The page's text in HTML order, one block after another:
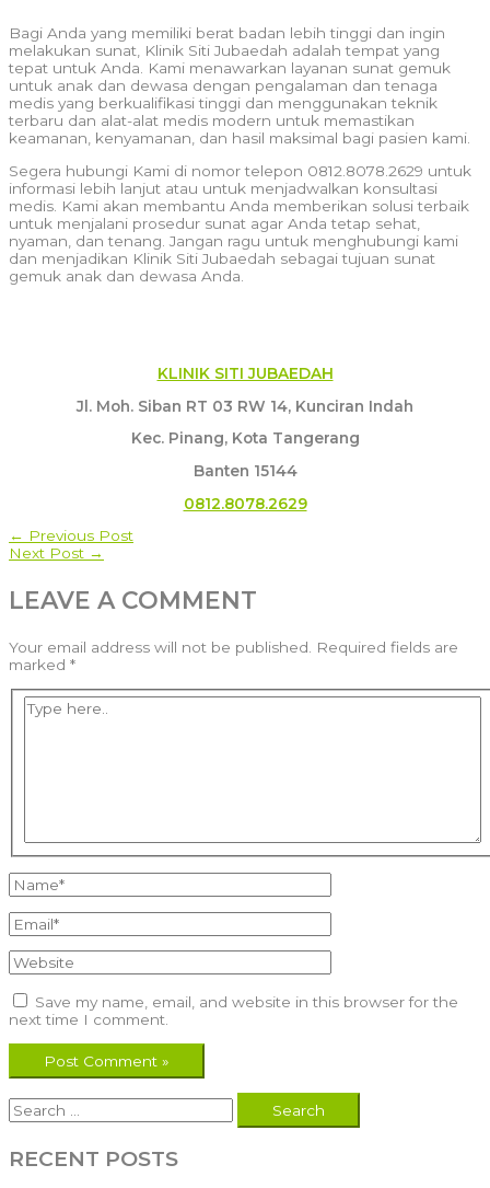
Bagi Anda yang memiliki berat badan lebih tinggi dan ingin
melakukan sunat, Klinik Siti Jubaedah adalah tempat yang
tepat untuk Anda. Kami menawarkan layanan sunat gemuk
untuk anak dan dewasa dengan pengalaman dan tenaga
medis yang berkualifikasi tinggi dan menggunakan teknik
terbaru dan alat-alat medis modern untuk memastikan
keamanan, kenyamanan, dan hasil maksimal bagi pasien kami.
Segera hubungi Kami di nomor telepon 0812.8078.2629 untuk
informasi lebih lanjut atau untuk menjadwalkan konsultasi
medis. Kami akan membantu Anda memberikan solusi terbaik
untuk menjalani prosedur sunat agar Anda tetap sehat,
nyaman, dan tenang. Jangan ragu untuk menghubungi kami
dan menjadikan Klinik Siti Jubaedah sebagai tujuan sunat
gemuk anak dan dewasa Anda.
KLINIK SITI JUBAEDAH
Jl. Moh. Siban RT 03 RW 14, Kunciran Indah
Kec. Pinang, Kota Tangerang
Banten 15144
0812.8078.2629
POST
← Previous Post
Next Post →
LEAVE A COMMENT
Your email address will not be published.
Required fields are
marked *
Type
here..
Name*
Email*
Website
Save my name, email, and website in this browser for the
next time I comment.
Search
for:
RECENT POSTS